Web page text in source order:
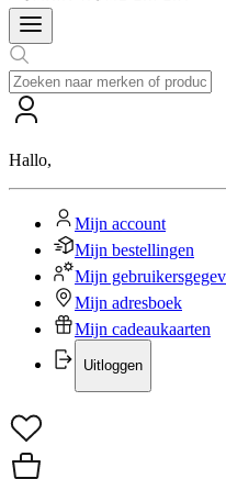
Hallo,
Mijn account
Mijn bestellingen
Mijn
Mijn adresboek
Mijn cadeaukaarten
Uitloggen